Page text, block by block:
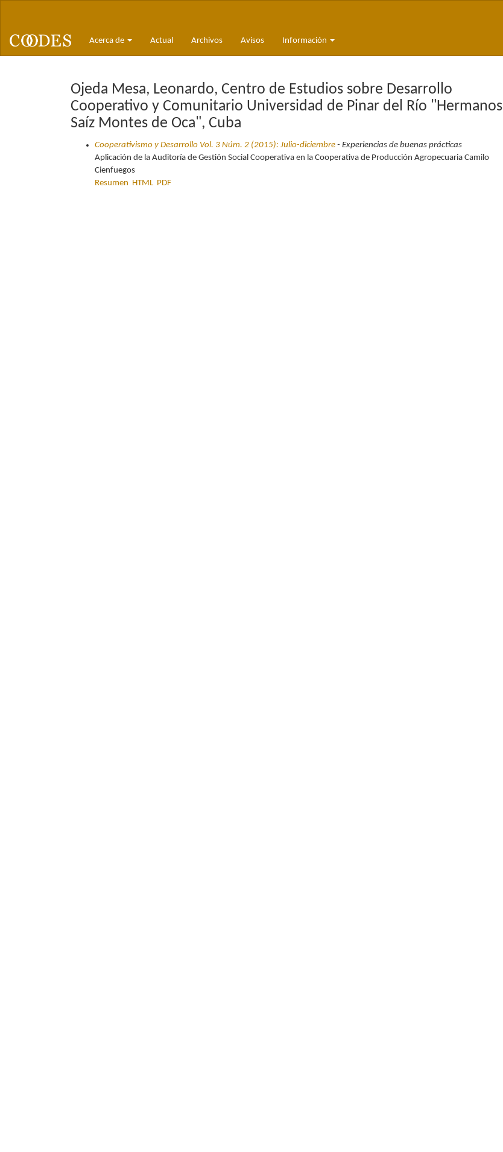
principal
Barra
Acerca de Actual Archivos Avisos Información
Ojeda Mesa, Leonardo, Centro de Estudios sobre Desarrollo
Cooperativo y Comunitario Universidad de Pinar del Río "Hermanos
Saíz Montes de Oca", Cuba
Cooperativismo y Desarrollo Vol. 3 Núm. 2 (2015): Julio-diciembre - Experiencias de buenas prácticas
Aplicación de la Auditoría de Gestión Social Cooperativa en la Cooperativa de Producción Agropecuaria Camilo
Cienfuegos
Resumen HTML PDF